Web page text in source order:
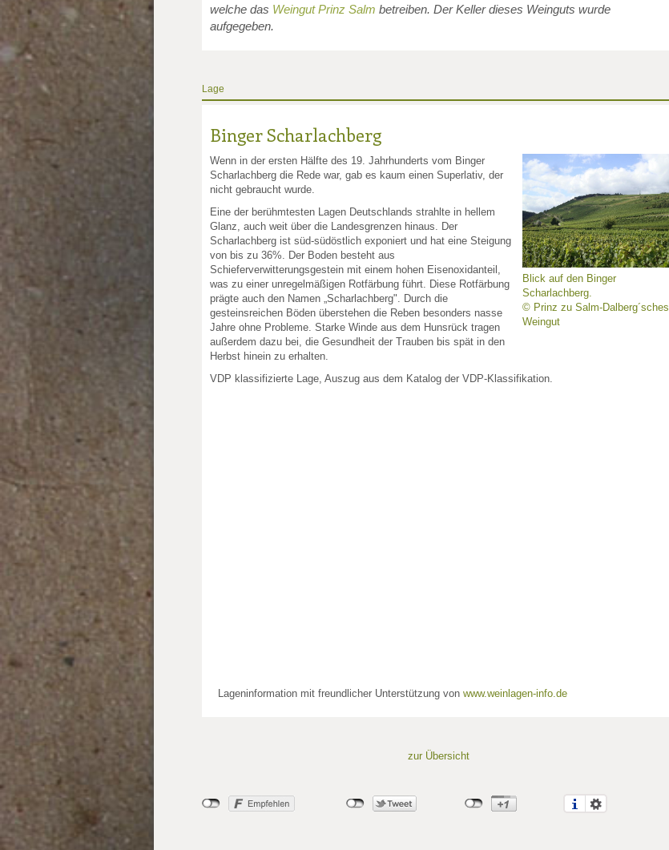
welche das Weingut Prinz Salm betreiben. Der Keller dieses Weinguts wurde
aufgegeben.
Lage
Binger Scharlachberg
Blick auf den Binger
Scharlachberg.
© Prinz zu Salm-Dalberg´sches
Weingut
Wenn in der ersten Hälfte des 19. Jahrhunderts vom Binger
Scharlachberg die Rede war, gab es kaum einen Superlativ, der
nicht gebraucht wurde.
Eine der berühmtesten Lagen Deutschlands strahlte in hellem
Glanz, auch weit über die Landesgrenzen hinaus. Der
Scharlachberg ist süd-südöstlich exponiert und hat eine Steigung
von bis zu 36%. Der Boden besteht aus
Schieferverwitterungsgestein mit einem hohen Eisenoxidanteil,
was zu einer unregelmäßigen Rotfärbung führt. Diese Rotfärbung
prägte auch den Namen „Scharlachberg". Durch die
gesteinsreichen Böden überstehen die Reben besonders nasse
Jahre ohne Probleme. Starke Winde aus dem Hunsrück tragen
außerdem dazu bei, die Gesundheit der Trauben bis spät in den
Herbst hinein zu erhalten.
VDP klassifizierte Lage, Auszug aus dem Katalog der VDP-Klassifikation.
Lageninformation mit freundlicher Unterstützung von www.weinlagen-info.de
zur Übersicht